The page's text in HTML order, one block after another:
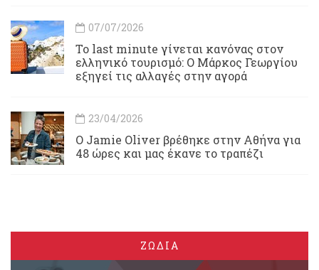
07/07/2026
Το last minute γίνεται κανόνας στον
ελληνικό τουρισμό: Ο Μάρκος Γεωργίου
εξηγεί τις αλλαγές στην αγορά
23/04/2026
Ο Jamie Oliver βρέθηκε στην Αθήνα για
48 ώρες και μας έκανε το τραπέζι
ΖΩΔΙΑ